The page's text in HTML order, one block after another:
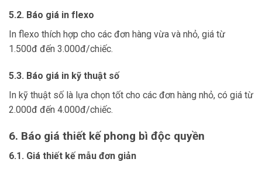
5.2. Báo giá in flexo
In flexo thích hợp cho các đơn hàng vừa và nhỏ, giá từ
1.500đ đến 3.000đ/chiếc.
5.3. Báo giá in kỹ thuật số
In kỹ thuật số là lựa chọn tốt cho các đơn hàng nhỏ, có giá từ
2.000đ đến 4.000đ/chiếc.
6. Báo giá thiết kế phong bì độc quyền
6.1. Giá thiết kế mẫu đơn giản